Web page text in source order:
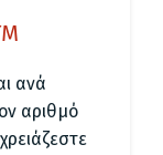
€.
ανά
αριθμό